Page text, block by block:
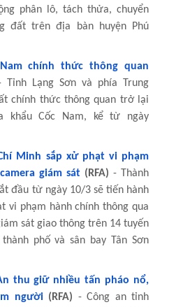
phân lô, tách thửa, chuyển
đất trên địa bàn huyện Phú
chính thức thông quan
Tỉnh Lạng Sơn và phía Trung
chính thức thông quan trở lại
khẩu Cốc Nam, kể từ ngày
Minh sắp xử phạt vi phạm
giám sát (RFA) - Thành
đầu từ ngày 10/3 sẽ tiến hành
vi phạm hành chính thông qua
sát giao thông trên 14 tuyến
phố và sân bay Tân Sơn
thu giữ nhiều tấn pháo nổ,
người(RFA) - Công an tỉnh